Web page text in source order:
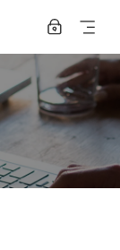
사
이
트
지
도
열